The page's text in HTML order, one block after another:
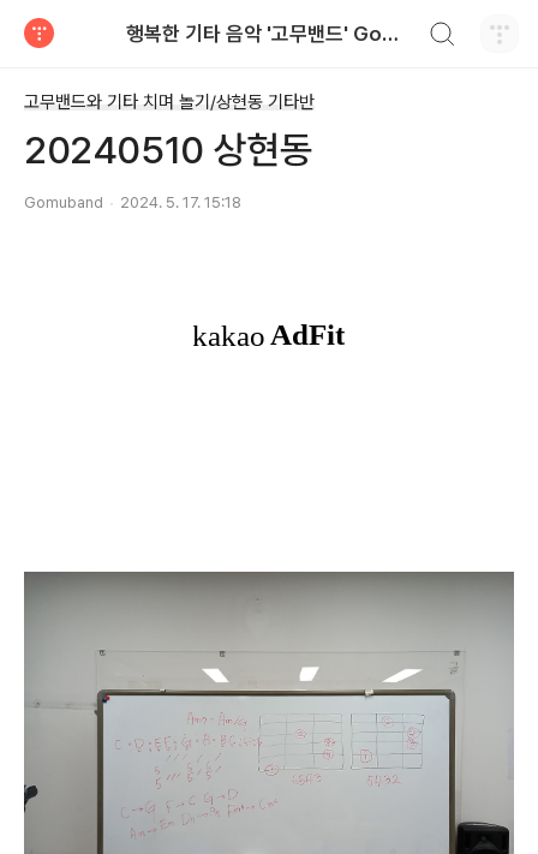
행복한 기타 음악 '고무밴드' Gomuband
고무밴드와 기타 치며 놀기/상현동 기타반
20240510 상현동
Gomuband 2024. 5. 17. 15:18